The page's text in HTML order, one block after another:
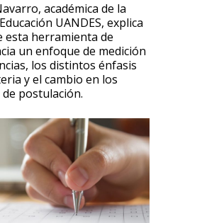
académica de la
UANDES, explica
esta herramienta de
un enfoque de medición
los distintos énfasis
y el cambio en los
postulación.